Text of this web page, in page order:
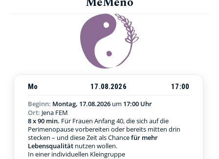
Mo 17.08.2026
17:00
Beginn: Montag, 17.08.2026 um 17:00 Uhr
Ort: Jena FEM
8 x 90 min. Für Frauen Anfang 40, die sich auf die
Perimenopause vorbereiten oder bereits mitten drin
stecken – und diese Zeit als Chancefür mehr
Lebensqualität nutzen wollen.
In einer individuellen Kleingruppe